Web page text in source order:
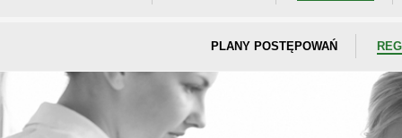
PLANY POSTĘPOWAŃ